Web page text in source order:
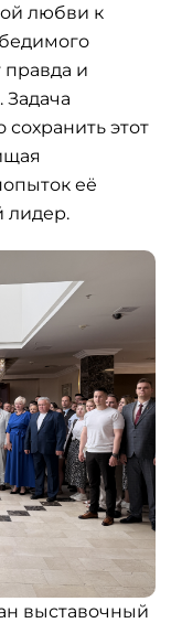
любви к
правда и
этот
её
лидер.
выставочный